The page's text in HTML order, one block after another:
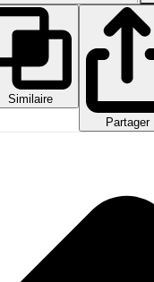
Similaire
Partager